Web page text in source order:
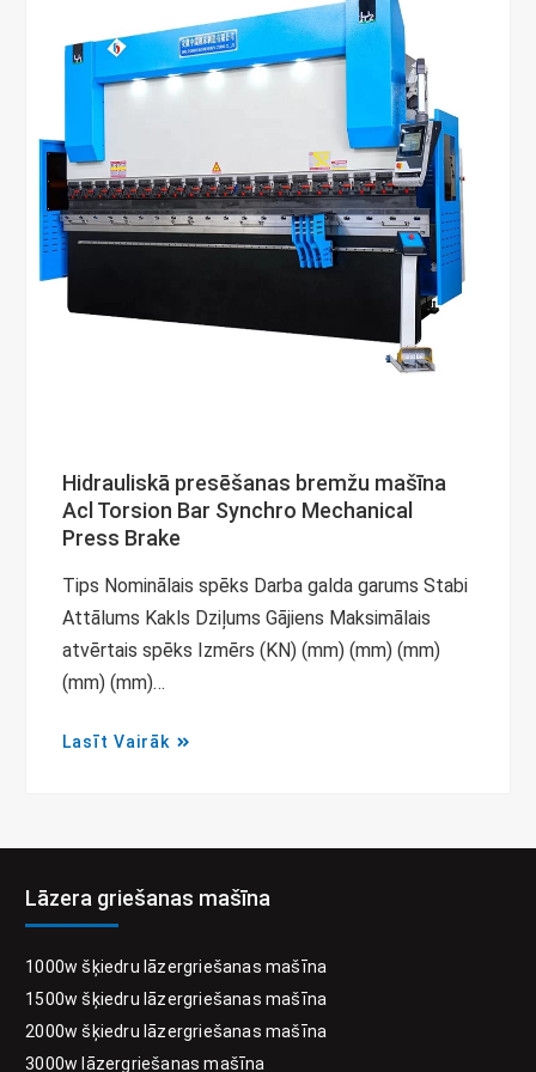
Hidrauliskā presēšanas bremžu mašīna
Acl Torsion Bar Synchro Mechanical
Press Brake
Tips Nominālais spēks Darba galda garums Stabi
Attālums Kakls Dziļums Gājiens Maksimālais
atvērtais spēks Izmērs (KN) (mm) (mm) (mm)
(mm) (mm)…
Lasīt Vairāk
Lāzera griešanas mašīna
1000w šķiedru lāzergriešanas mašīna
1500w šķiedru lāzergriešanas mašīna
2000w šķiedru lāzergriešanas mašīna
3000w lāzergriešanas mašīna